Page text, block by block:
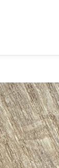
Yeni